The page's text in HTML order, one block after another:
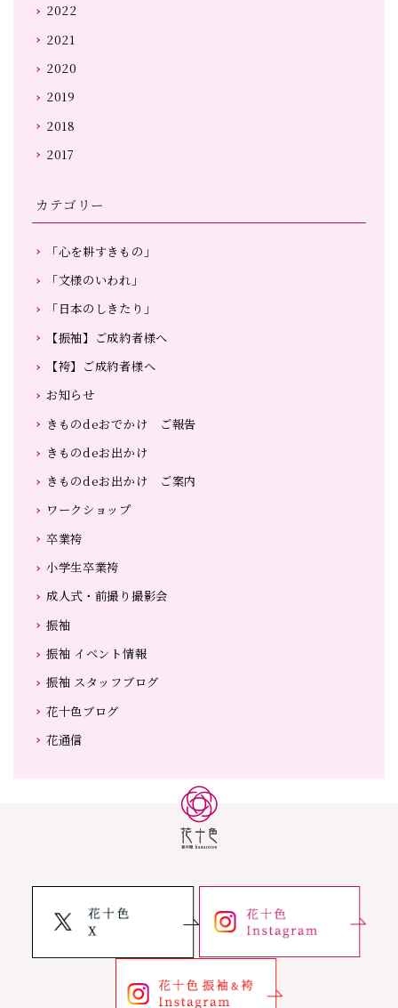
2022
2021
2020
2019
2018
2017
カテゴリー
「心を耕すきもの」
「文様のいわれ」
「日本のしきたり」
【振袖】ご成約者様へ
【袴】ご成約者様へ
お知らせ
きものdeおでかけ ご報告
きものdeお出かけ
きものdeお出かけ ご案内
ワークショップ
卒業袴
小学生卒業袴
成人式・前撮り撮影会
振袖
振袖 イベント情報
振袖 スタッフブログ
花十色ブログ
花通信